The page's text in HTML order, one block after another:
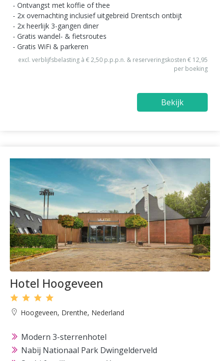
Ontvangst met koffie of thee
2x overnachting inclusief uitgebreid Drentsch ontbijt
2x heerlijk 3-gangen diner
Gratis wandel- & fietsroutes
Gratis WiFi & parkeren
excl. verblijfsbelasting à € 2,50 p.p.p.n. & reserveringskosten € 12,95
per boeking
Bekijk
Hotel Hoogeveen
Hoogeveen, Drenthe, Nederland
Modern 3-sterrenhotel
Nabij Nationaal Park Dwingelderveld